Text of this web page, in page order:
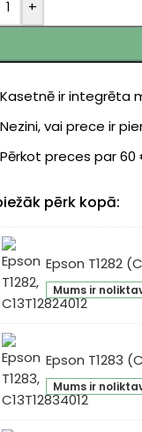
+
Kasetnē ir integrēta
Nezini, vai prece ir
Pērkot preces par
pērk kopā:
Epson T1282
Mums ir
Epson T1283
Mums ir